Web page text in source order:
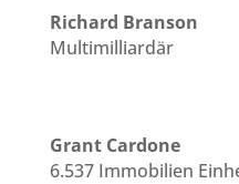
Richard Branson
Multimilliardär
Grant Cardone
6.537 Immobilien